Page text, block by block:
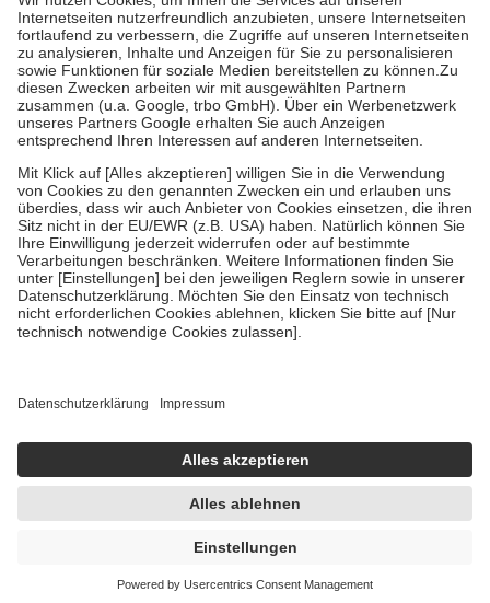
Kosten der Leistung zu entrichten.
Diese Regeln gelten grundsätzlich auch für Online-Apotheken.
Bei Heilmitteln und häuslicher Krankenpflege beträgt die
Zuzahlung zehn Prozent der Kosten sowie zehn Euro je
Verordnung.
Um das Engagement der Versicherten für ihre eigene Gesundheit zu
stärken und die besondere Stellung der Familie zu unterstützen,
fallenkeine Zuzahlungenan bei:
• Kindern und Jugendlichen bis zum vollendeten 18. Lebensjahr
mit Ausnahme der Fahrkosten
• Untersuchungen zur Vorsorge und Früherkennung, die von der
GKV getragen werden
• empfohlenen Schutzimpfungen
• Harn- und Blutteststreifen
getroffen, um sicherzustellen, dass es sich um echte Bewertungen
https://help.etrusted.com/hc/de/articles/4419944605341
Einige Bilder und Inhalte wurden unter Zuhilfenahme künstlicher